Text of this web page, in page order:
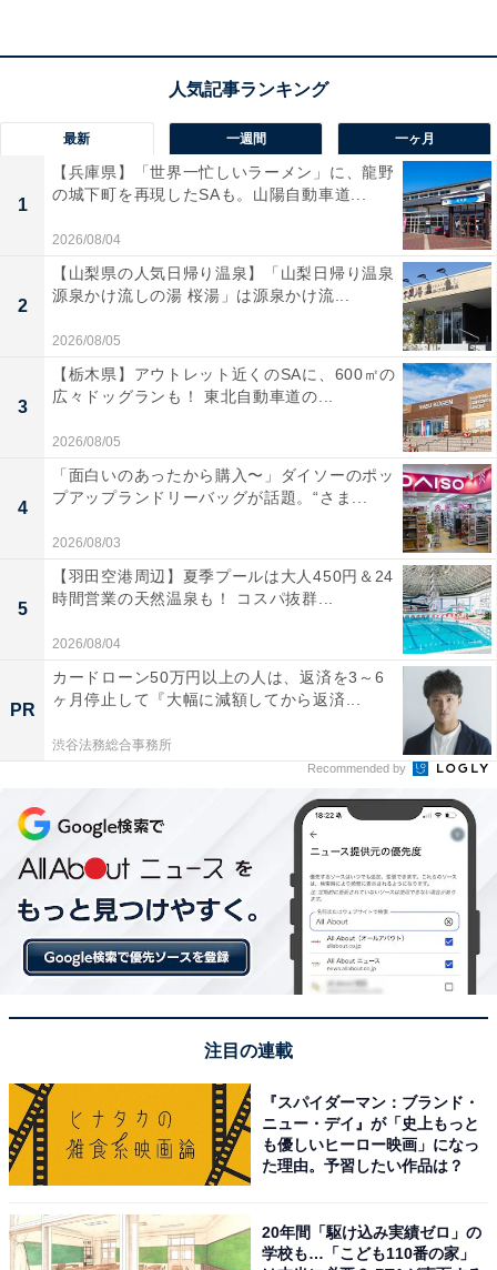
風呂は解放感あって眺望がよく、絶対に利用すべきだと
思います」という声があがっています。新鮮なにごり湯
を心ゆくまで堪能したい人や、旬の会席料理を味わいた
い人におすすめの宿です。
あわせて読みたい
【湯河原温泉の人気ホテル】「フォレストリ
ゾート 湯の里 杉菜」は名湯と四季折々の会
席を堪能できる宿
※掲載されている情報は記事公開時のものです。あらか
じめご了承ください。 また、記事中の宿泊プランを予約
すると、売上の一部がオールアバウトに還元されること
があります。
All About ニュース 旅行
全国の人気ホテルから今泊まりたい宿を厳選してご紹介。日々更新
される売れ筋ランキングや、見逃せないセール・キャンペーン情報
など、お得に旅を楽しむための秘けつが満載です。さらに、ここで
しか読めない独自コンテンツも充実。編集部員による宿泊レビュー
では、公式Webサイトだけでは分からないリアルな様子を紹介しま
す。
...続きを読む
【楽天トラベルセール】栃木県「ホテルラフォ
最新 一週間 一ヶ月
1
【兵庫県】「世界一忙しいラーメン」に、龍野
の城下町を再現したSAも。山陽自動車道...
2026/08/04
2
【山梨県の人気日帰り温泉】「山梨日帰り温泉
源泉かけ流しの湯 桜湯」は源泉かけ流...
2026/08/05
3
【栃木県】アウトレット近くのSAに、600㎡の
広々ドッグランも！ 東北自動車道の...
2026/08/05
4
「面白いのあったから購入〜」ダイソーのポッ
プアップランドリーバッグが話題。“さま...
2026/08/03
5
【羽田空港周辺】夏季プールは大人450円＆24
時間営業の天然温泉も！ コスパ抜群...
2026/08/04
PR
カードローン50万円以上の人は、返済を3～6
ヶ月停止して『大幅に減額してから返済...
渋谷法務総合事務所
Recommended by
注目の連載
『スパイダーマン：ブランド・
ニュー・デイ』が「史上もっと
も優しいヒーロー映画」になっ
た理由。予習したい作品は？
20年間「駆け込み実績ゼロ」の
学校も…「こども110番の家」